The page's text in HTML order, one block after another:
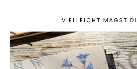
VIELLEICHT MAGST